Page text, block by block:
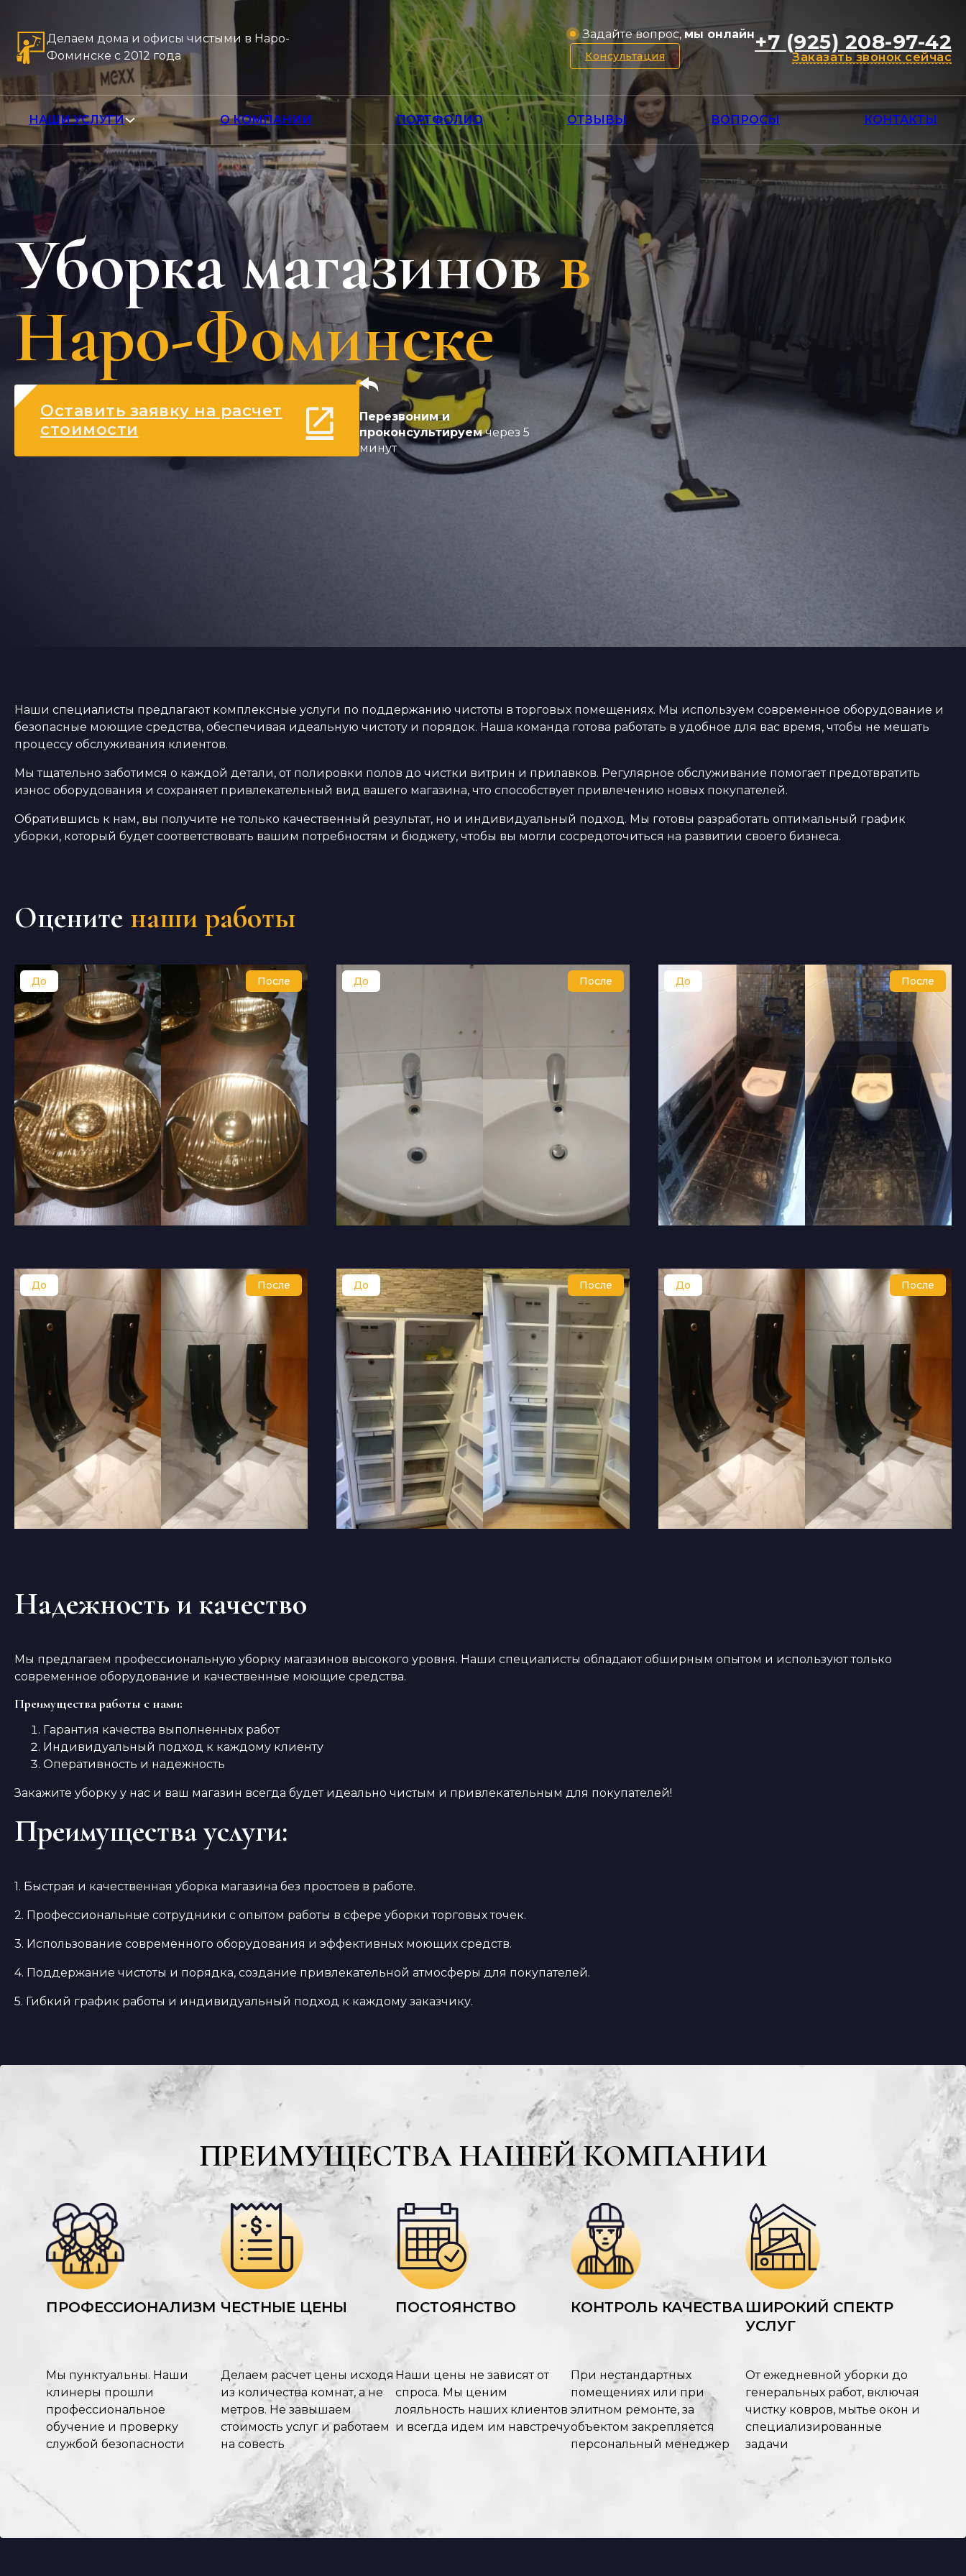
Делаем дома и офисы чистыми в Наро-
Фоминске с 2012 года
Задайте вопрос, мы онлайн
Консультация
+7 (925) 208-97-42
Заказать звонок сейчас
НАШИ УСЛУГИ О КОМПАНИИ ПОРТФОЛИО ОТЗЫВЫ ВОПРОСЫ КОНТАКТЫ
Уборка магазиновв
Наро-Фоминске
Оставить заявку на расчет
стоимости
Перезвоним и
проконсультируемчерез 5
минут
Наши специалисты предлагают комплексные услуги по поддержанию чистоты в торговых помещениях. Мы используем современное оборудование и
безопасные моющие средства, обеспечивая идеальную чистоту и порядок. Наша команда готова работать в удобное для вас время, чтобы не мешать
процессу обслуживания клиентов.
Мы тщательно заботимся о каждой детали, от полировки полов до чистки витрин и прилавков. Регулярное обслуживание помогает предотвратить
износ оборудования и сохраняет привлекательный вид вашего магазина, что способствует привлечению новых покупателей.
Обратившись к нам, вы получите не только качественный результат, но и индивидуальный подход. Мы готовы разработать оптимальный график
уборки, который будет соответствовать вашим потребностям и бюджету, чтобы вы могли сосредоточиться на развитии своего бизнеса.
Оцените наши работы
Надежность и качество
Мы предлагаем профессиональную уборку магазинов высокого уровня. Наши специалисты обладают обширным опытом и используют только
современное оборудование и качественные моющие средства.
Преимущества работы с нами:
Гарантия качества выполненных работ
Индивидуальный подход к каждому клиенту
Оперативность и надежность
Закажите уборку у нас и ваш магазин всегда будет идеально чистым и привлекательным для покупателей!
Преимущества услуги:
1. Быстрая и качественная уборка магазина без простоев в работе.
2. Профессиональные сотрудники с опытом работы в сфере уборки торговых точек.
3. Использование современного оборудования и эффективных моющих средств.
4. Поддержание чистоты и порядка, создание привлекательной атмосферы для покупателей.
5. Гибкий график работы и индивидуальный подход к каждому заказчику.
ПРЕИМУЩЕСТВА НАШЕЙ КОМПАНИИ
ПРОФЕССИОНАЛИЗМ
Мы пунктуальны. Наши
клинеры прошли
профессиональное
обучение и проверку
службой безопасности
ЧЕСТНЫЕ ЦЕНЫ
Делаем расчет цены исходя
из количества комнат, а не
метров. Не завышаем
стоимость услуг и работаем
на совесть
ПОСТОЯНСТВО
Наши цены не зависят от
спроса. Мы ценим
лояльность наших клиентов
и всегда идем им навстречу
КОНТРОЛЬ КАЧЕСТВА
При нестандартных
помещениях или при
элитном ремонте, за
объектом закрепляется
персональный менеджер
ШИРОКИЙ СПЕКТР
УСЛУГ
От ежедневной уборки до
генеральных работ, включая
чистку ковров, мытье окон и
специализированные
задачи